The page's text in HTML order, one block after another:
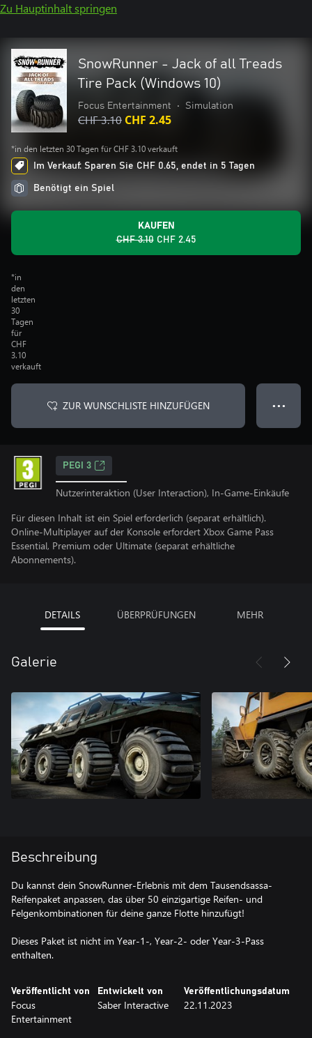
Zu Hauptinhalt springen
SnowRunner - Jack of all Treads
Tire Pack (Windows 10)
Focus Entertainment • Simulation
CHF 3.10 CHF 2.45
*in den letzten 30 Tagen für CHF 3.10 verkauft
Im Verkauf: Sparen Sie CHF 0.65, endet in 5 Tagen
Benötigt ein Spiel
KAUFEN
CHF 3.10 CHF 2.45
*in
den
letzten
30
Tagen
für
CHF
3.10
verkauft
ZUR WUNSCHLISTE HINZUFÜGEN ● ● ●
PEGI 3
Nutzerinteraktion (User Interaction), In-Game-Einkäufe
Für diesen Inhalt ist ein Spiel erforderlich (separat erhältlich).
Online-Multiplayer auf der Konsole erfordert Xbox Game Pass
Essential, Premium oder Ultimate (separat erhältliche
Abonnements).
DETAILS ÜBERPRÜFUNGEN MEHR
Galerie
Beschreibung
Du kannst dein SnowRunner-Erlebnis mit dem Tausendsassa-
Reifenpaket anpassen, das über 50 einzigartige Reifen- und
Felgenkombinationen für deine ganze Flotte hinzufügt!
Dieses Paket ist nicht im Year-1-, Year-2- oder Year-3-Pass
enthalten.
Veröffentlicht von
Focus
Entertainment
Entwickelt von
Saber Interactive
Veröffentlichungsdatum
22.11.2023